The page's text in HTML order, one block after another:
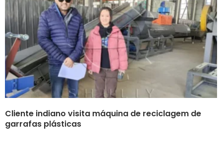
Cliente indiano visita máquina de reciclagem de
garrafas plásticas